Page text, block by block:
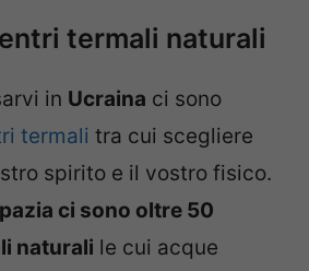
termali naturali
in Ucraina ci sono
termali tra cui scegliere
spirito e il vostro fisico.
ci sono oltre 50
naturali le cui acque